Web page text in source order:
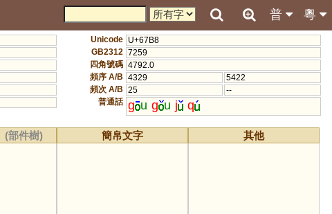
粵
普
Unicode U+67B8
GB2312 7259
四角號碼 4792.0
頻序 A/B 4329
5422
頻次 A/B 25
--
普通話 g u g u j q
(部件樹) 簡帛文字 其他